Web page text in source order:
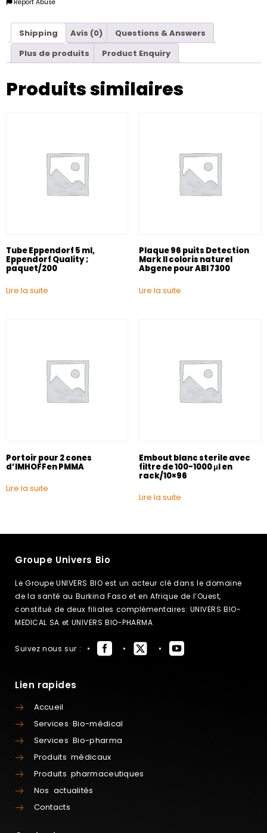
Report Abuse
Shipping Avis (0)
Questions & Answers
Plus de produits
Product Enquiry
Produits similaires
Tube Eppendorf 5 ml,
Eppendorf Quality ;
paquet/200
Lire la suite
Plaque 96 puits Detection
Mark II coloris naturel
Abgene pour ABI 7300
Lire la suite
Portoir pour 2 cones
d’IMHOFFen PMMA
Lire la suite
Embout blanc sterile avec
filtre de 100-1000 μl en
rack/10×96
Lire la suite
Groupe Univers Bio
Le Groupe UNIVERS BIO est un acteur clé dans le domaine
de la santé au Burkina Faso et en Afrique de l’Ouest,
constitué de deux filiales complémentaires: UNIVERS BIO-
MEDICAL SA et UNIVERS BIO-PHARMA
Suivez nous sur :
Lien rapides
Accueil
Services Bio-médical
Services Bio-pharma
Produits médicaux
Produits pharmaceutiques
Nos actualités
Contacts